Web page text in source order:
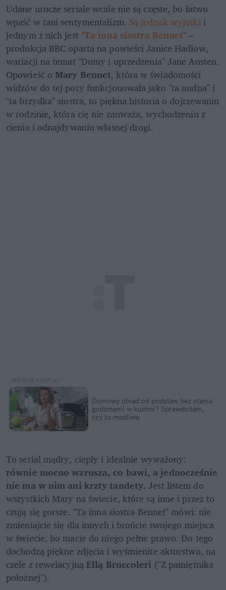
Udane urocze seriale wcale nie są częste, bo łatwo
wpaść w tani sentymentalizm. Są jednak wyjątki i
jednym z nich jest "Ta inna siostra Bennet" –
produkcja BBC oparta na powieści Janice Hadlow,
wariacji na temat "Dumy i uprzedzenia" Jane Austen.
Opowieść o Mary Bennet, która w świadomości
widzów do tej pory funkcjonowała jako "ta nudna" i
"ta brzydka" siostra, to piękna historia o dojrzewaniu
w rodzinie, która cię nie zauważa, wychodzeniu z
cienia i odnajdywaniu własnej drogi.
Domowy obiad od podstaw bez stania
godzinami w kuchni? Sprawdziłam,
czy to możliwe
równie mocno wzrusza, co bawi, a jednocześnie
nie ma w nim ani krzty tandety. Jest listem do
wszystkich Mary na świecie, które są inne i przez to
czują się gorsze. "Ta inna siostra Bennet" mówi: nie
zmieniajcie się dla innych i brońcie swojego miejsca
w świecie, bo macie do niego pełne prawo. Do tego
dochodzą piękne zdjęcia i wyśmienite aktorstwo, na
czele z rewelacyjną Ellą Bruccoleri ("Z pamiętnika
położnej").